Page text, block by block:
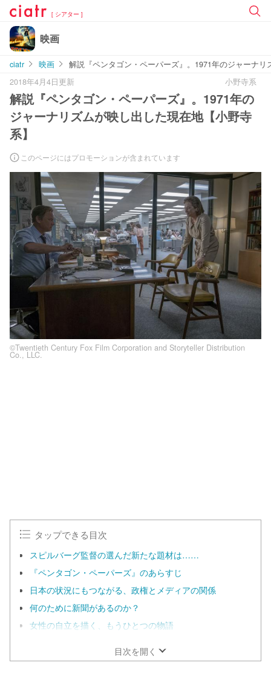
[ シアター ]
映画
ciatr 映画
解説『ペンタゴン・ペーパーズ』。1971年のジャーナ
2018年4月4日更新
小野寺系
解説『ペンタゴン・ペーパーズ』。1971年の
ジャーナリズムが映し出した現在地【小野寺
系】
このページにはプロモーションが含まれています
©Twentieth Century Fox Film Corporation and Storyteller Distribution
Co., LLC.
タップできる目次
スピルバーグ監督の選んだ新たな題材は……
『ペンタゴン・ペーパーズ』のあらすじ
日本の状況にもつながる、政権とメディアの関係
何のために新聞があるのか？
女性の自立を描く、もうひとつの物語
目次を開く